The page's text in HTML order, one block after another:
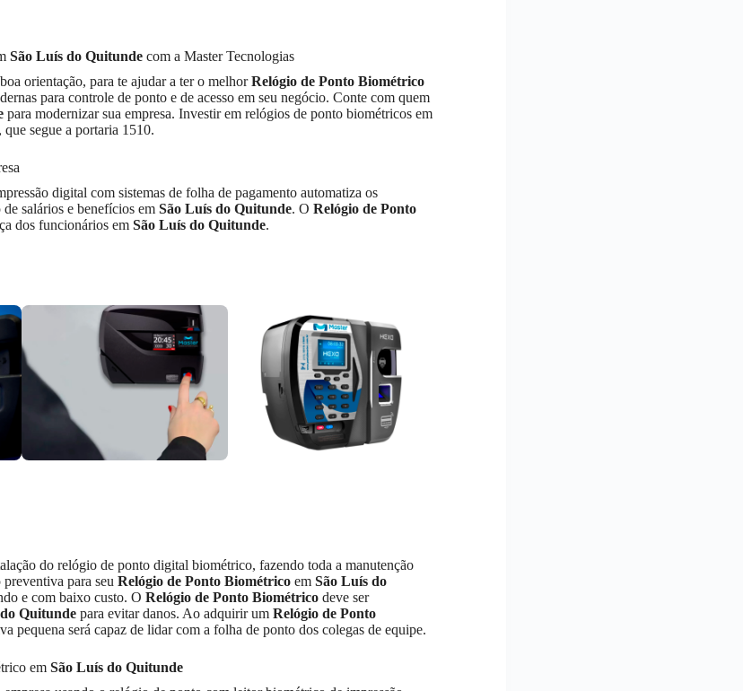
São Luís do Quitunde com a Master Tecnologias
orientação, para te ajudar a ter o melhorRelógio de Ponto Biométrico
para controle de ponto e de acesso em seu negócio. Conte com quem
para modernizar sua empresa. Investir em relógios de ponto biométricos em
segue a portaria 1510.
digital com sistemas de folha de pagamento automatiza os
salários e benefícios em São Luís do Quitunde. O Relógio de Ponto
dos funcionários em São Luís do Quitunde.
do relógio de ponto digital biométrico, fazendo toda a manutenção
para seu Relógio de Ponto Biométrico em São Luís do
e com baixo custo. O Relógio de Ponto Biométrico deve ser
Quitunde para evitar danos. Ao adquirir um Relógio de Ponto
pequena será capaz de lidar com a folha de ponto dos colegas de equipe.
em São Luís do Quitunde